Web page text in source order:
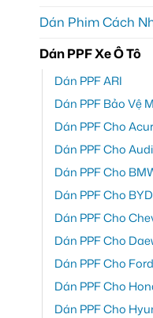
Dán Phim Cách
Dán PPF Xe Ô Tô
Dán PPF ARI
Dán PPF Bảo Vệ
Dán PPF Cho
Dán PPF Cho Audi
Dán PPF Cho
Dán PPF Cho BYD
Dán PPF Cho
Dán PPF Cho
Dán PPF Cho Ford
Dán PPF Cho
Dán PPF Cho